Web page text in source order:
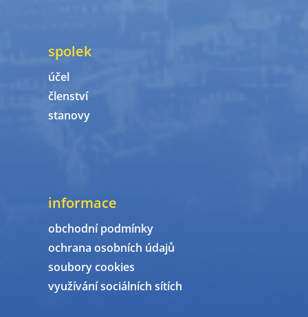
spolek
účel
členství
stanovy
informace
obchodní podmínky
ochrana osobních údajů
soubory cookies
využívání sociálních sítích